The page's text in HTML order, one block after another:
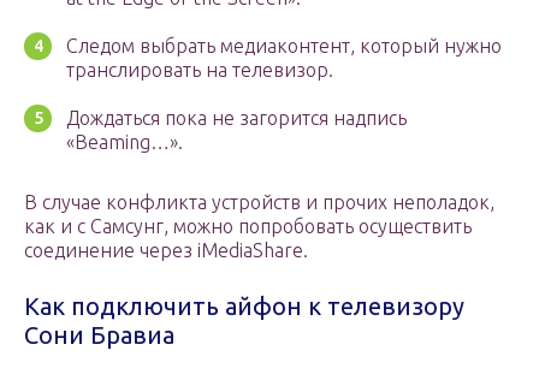
Следом выбрать медиаконтент, который нужно
транслировать на телевизор.
Дождаться пока не загорится надпись
«Beaming…».
В случае конфликта устройств и прочих неполадок,
как и с Самсунг, можно попробовать осуществить
соединение через iMediaShare.
Как подключить айфон к телевизору
Сони Бравиа